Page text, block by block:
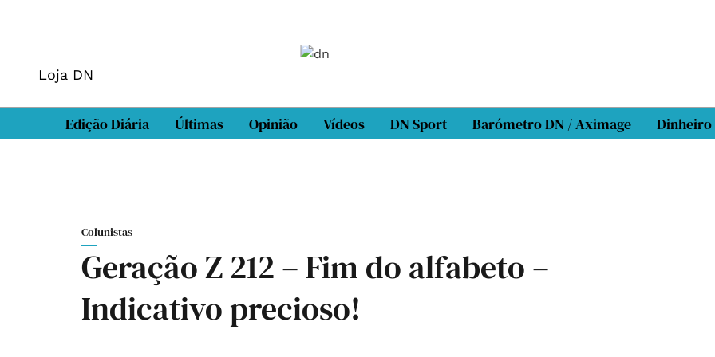
Loja DN
Edição Diária Últimas Opinião Vídeos DN Sport Barómetro DN / Aximage Dinheiro
Colunistas
Geração Z 212 – Fim do alfabeto –
Indicativo precioso!